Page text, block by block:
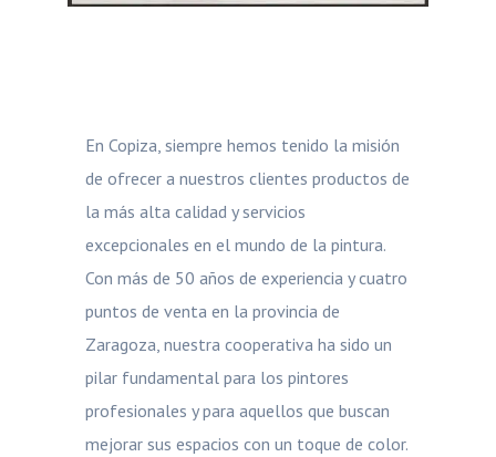
En Copiza, siempre hemos tenido la misión
de ofrecer a nuestros clientes productos de
la más alta calidad y servicios
excepcionales en el mundo de la pintura.
Con más de 50 años de experiencia y cuatro
puntos de venta en la provincia de
Zaragoza, nuestra cooperativa ha sido un
pilar fundamental para los pintores
profesionales y para aquellos que buscan
mejorar sus espacios con un toque de color.